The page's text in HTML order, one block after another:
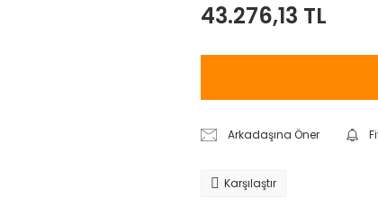
43.276,13 TL
Arkadaşına Öner
Karşılaştır